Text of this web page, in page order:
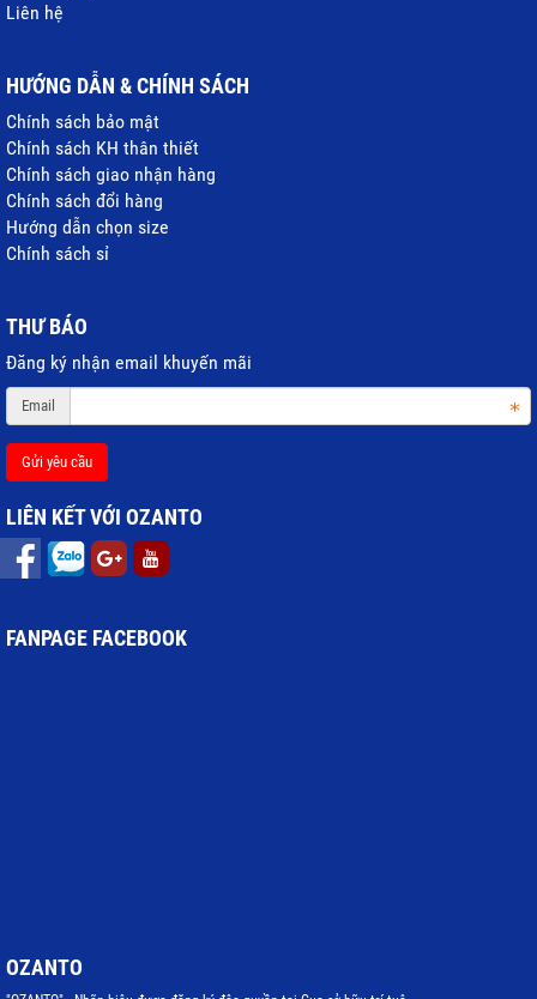
Liên hệ
HƯỚNG DẪN & CHÍNH SÁCH
Chính sách bảo mật
Chính sách KH thân thiết
Chính sách giao nhận hàng
Chính sách đổi hàng
Hướng dẫn chọn size
Chính sách sỉ
THƯ BÁO
Đăng ký nhận email khuyến mãi
Email
Gửi yêu cầu
LIÊN KẾT VỚI OZANTO
FANPAGE FACEBOOK
OZANTO